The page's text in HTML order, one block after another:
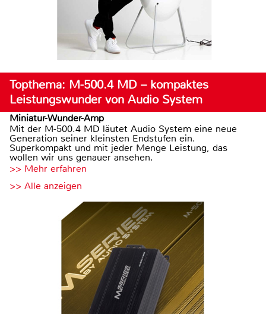
Topthema: M-500.4 MD – kompaktes
Leistungswunder von Audio System
Miniatur-Wunder-Amp
Mit der M-500.4 MD läutet Audio System eine neue
Generation seiner kleinsten Endstufen ein.
Superkompakt und mit jeder Menge Leistung, das
wollen wir uns genauer ansehen.
>> Mehr erfahren
>> Alle anzeigen